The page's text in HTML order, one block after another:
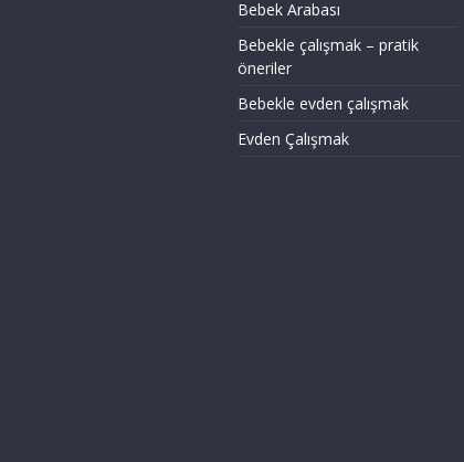
Bebek Arabası
Bebekle çalışmak – pratik
öneriler
Bebekle evden çalışmak
Evden Çalışmak